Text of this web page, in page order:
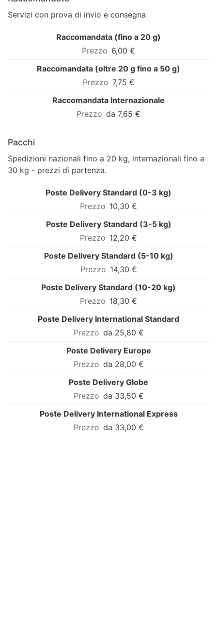
Servizi con prova di invio e consegna.
Raccomandata (fino a 20 g)
6,00 €
Raccomandata (oltre 20 g fino a 50 g)
7,75 €
Raccomandata Internazionale
da 7,65 €
Pacchi
Spedizioni nazionali fino a 20 kg, internazionali fino a
30 kg - prezzi di partenza.
Poste Delivery Standard (0-3 kg)
10,30 €
Poste Delivery Standard (3-5 kg)
12,20 €
Poste Delivery Standard (5-10 kg)
14,30 €
Poste Delivery Standard (10-20 kg)
18,30 €
Poste Delivery International Standard
da 25,80 €
Poste Delivery Europe
da 28,00 €
Poste Delivery Globe
da 33,50 €
Poste Delivery International Express
da 33,00 €